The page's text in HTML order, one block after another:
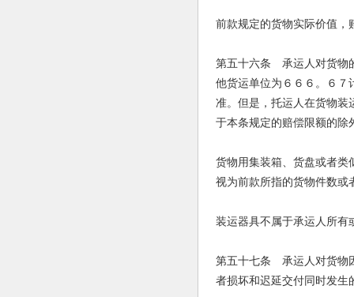
前款规定的货物实际价值，
第五十六条 承运人对货物
他货运单位为６６６。６７
准。但是，托运人在货物装
于本条规定的赔偿限额的除
货物用集装箱、货盘或者类
视为前款所指的货物件数或
装运器具不属于承运人所有
第五十七条 承运人对货物
者损坏和迟延交付同时发生